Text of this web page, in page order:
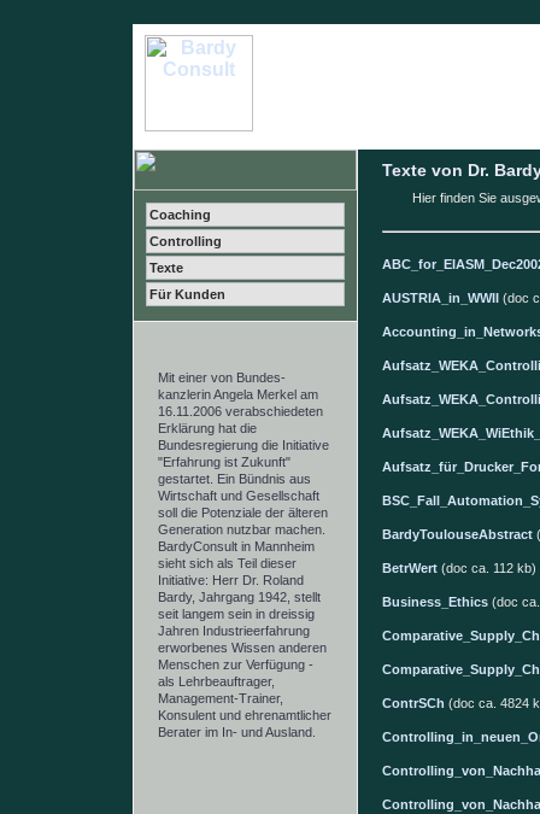
Coaching
Controlling
Texte
Für Kunden
Mit einer von Bundes-
kanzlerin Angela Merkel am
16.11.2006 verabschiedeten
Erklärung hat die
Bundesregierung die Initiative
"Erfahrung ist Zukunft"
gestartet. Ein Bündnis aus
Wirtschaft und Gesellschaft
soll die Potenziale der älteren
Generation nutzbar machen.
BardyConsult in Mannheim
sieht sich als Teil dieser
Initiative: Herr Dr. Roland
Bardy, Jahrgang 1942, stellt
seit langem sein in dreissig
Jahren Industrieerfahrung
erworbenes Wissen anderen
Menschen zur Verfügung -
als Lehrbeauftrager,
Management-Trainer,
Konsulent und ehrenamtlicher
Berater im In- und Ausland.
Texte von Dr.
Hier finden Sie
AUSTRIA_in_WWII (doc
BardyToulouseAbstract
BetrWert(doc ca. 112 kb)
Business_Ethics(doc
ContrSCh (doc ca. 4824